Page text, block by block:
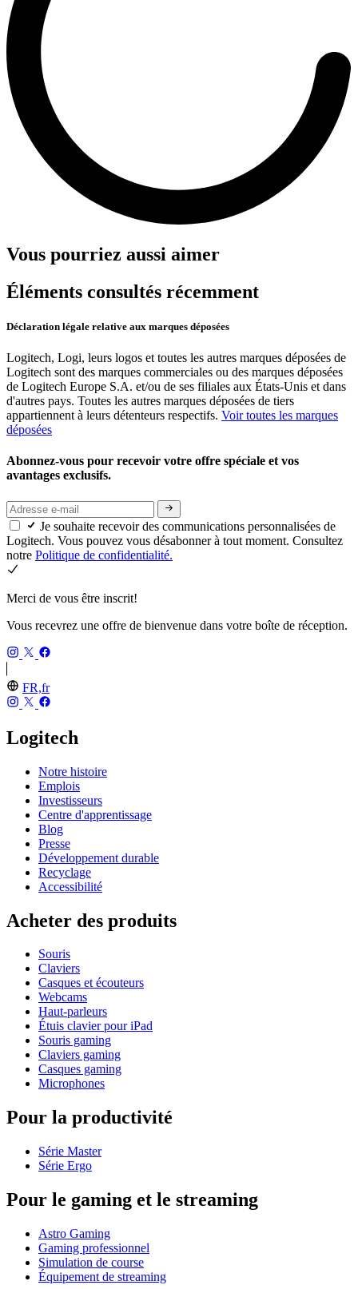
Vous pourriez aussi aimer
Éléments consultés récemment
Déclaration légale relative aux marques déposées
Logitech, Logi, leurs logos et toutes les autres marques déposées de
Logitech sont des marques commerciales ou des marques déposées
de Logitech Europe S.A. et/ou de ses filiales aux États-Unis et dans
d'autres pays. Toutes les autres marques déposées de tiers
appartiennent à leurs détenteurs respectifs. Voir toutes les marques
déposées
Abonnez-vous pour recevoir votre offre spéciale et vos
avantages exclusifs.
Je souhaite recevoir des communications personnalisées de
Logitech. Vous pouvez vous désabonner à tout moment. Consultez
notre Politique de confidentialité.
Merci de vous être inscrit!
Vous recevrez une offre de bienvenue dans votre boîte de réception.
FR,fr
Logitech
Notre histoire
Emplois
Investisseurs
Centre d'apprentissage
Blog
Presse
Développement durable
Recyclage
Accessibilité
Acheter des produits
Souris
Claviers
Casques et écouteurs
Webcams
Haut-parleurs
Étuis clavier pour iPad
Souris gaming
Claviers gaming
Casques gaming
Microphones
Pour la productivité
Série Master
Série Ergo
Pour le gaming et le streaming
Astro Gaming
Gaming professionnel
Simulation de course
Équipement de streaming